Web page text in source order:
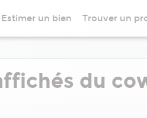
Estimer un bien Trouver un
du